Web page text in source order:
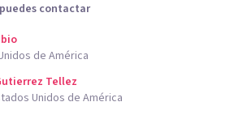
contactar
de América
Tellez
Unidos de América